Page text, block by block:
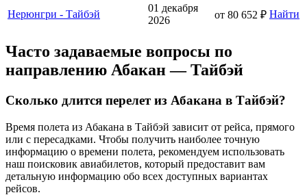
Нерюнгри - Тайбэй
01 декабря
2026
от 80 652 ₽ Найти
Часто задаваемые вопросы по
направлению Абакан — Тайбэй
Сколько длится перелет из Абакана в Тайбэй?
Время полета из Абакана в Тайбэй зависит от рейса, прямого
или с пересадками. Чтобы получить наиболее точную
информацию о времени полета, рекомендуем использовать
наш поисковик авиабилетов, который предоставит вам
детальную информацию обо всех доступных вариантах
рейсов.